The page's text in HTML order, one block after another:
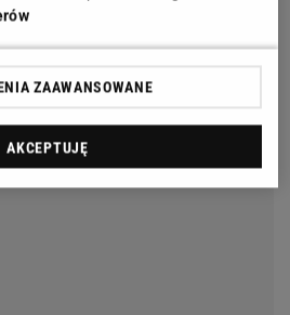
dekolt i grube ramiączka,
balansuje między elegancją a
z dzianiny z wiskozą, więc
i dopasowuje się do
ZAAWANSOWANE
AKCEPTUJĘ